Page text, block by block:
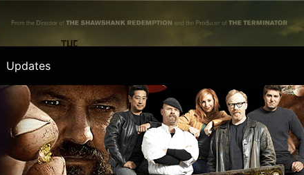
Updates